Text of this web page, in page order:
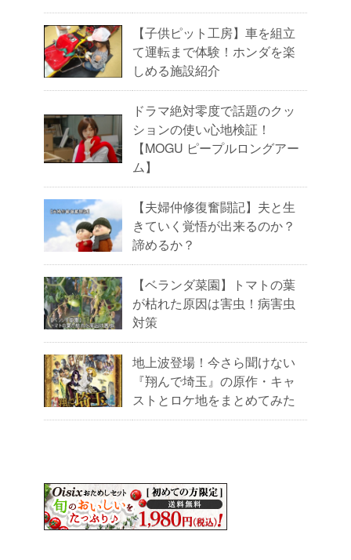
【子供ピット工房】車を組立
て運転まで体験！ホンダを楽
しめる施設紹介
ドラマ絶対零度で話題のクッ
ションの使い心地検証！
【MOGU ピープルロングアー
ム】
【夫婦仲修復奮闘記】夫と生
きていく覚悟が出来るのか？
諦めるか？
【ベランダ菜園】トマトの葉
が枯れた原因は害虫！病害虫
対策
地上波登場！今さら聞けない
『翔んで埼玉』の原作・キャ
ストとロケ地をまとめてみた